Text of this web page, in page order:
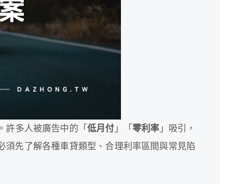
許多人被廣告中的「 低月付 」「 零利率 」吸引，
先了解各種車貸類型、合理利率區間與常見陷